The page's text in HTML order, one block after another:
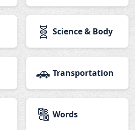
🧬 Science & Body
🚗 Transportation
🔠 Words